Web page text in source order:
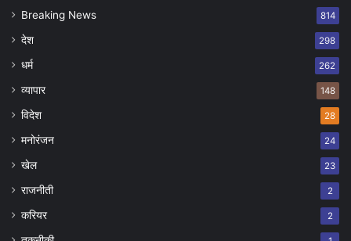
Breaking News 814
देश 298
धर्म 262
व्यापार 148
विदेश 28
मनोरंजन 24
खेल 23
राजनीती 2
करियर 2